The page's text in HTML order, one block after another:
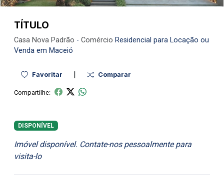
TÍTULO
Casa Nova Padrão - Comércio Residencial para Locação ou
Venda em Maceió
Favoritar | Comparar
Compartilhe:
DISPONÍVEL
Imóvel disponível. Contate-nos pessoalmente para
visita-lo